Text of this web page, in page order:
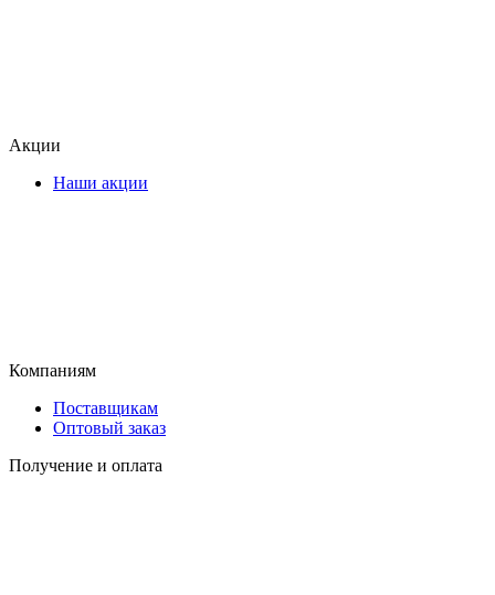
Акции
Наши акции
Компаниям
Поставщикам
Оптовый заказ
Получение и оплата